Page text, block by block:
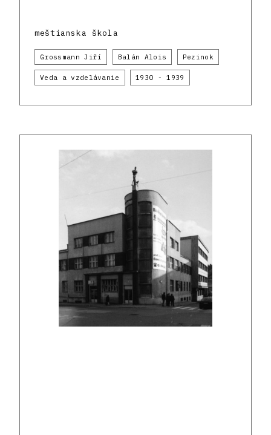
meštianska škola
Grossmann Jiří Balán Alois Pezinok
Veda a vzdelávanie 1930 - 1939